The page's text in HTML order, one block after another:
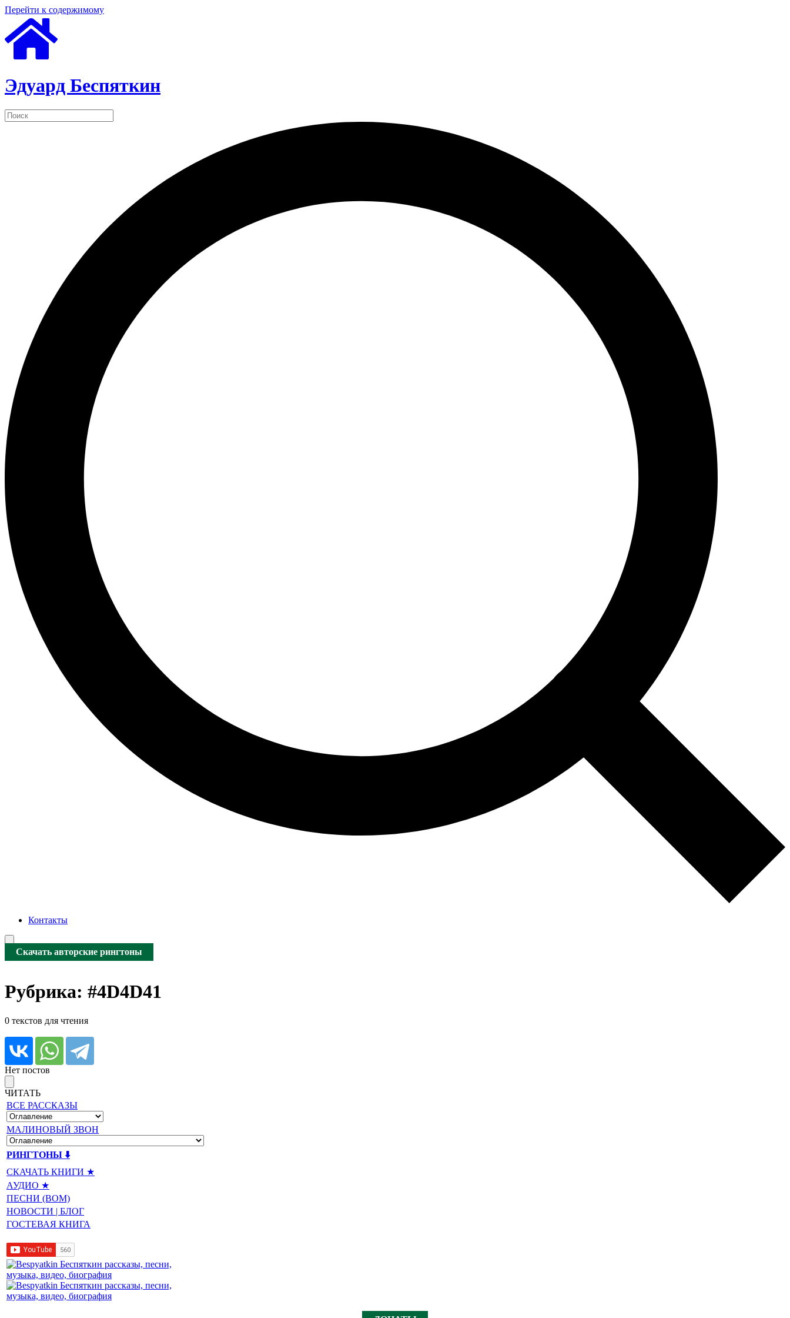
Перейти к содержимому
Эдуард Беспяткин
Контакты
Скачать авторские рингтоны
Рубрика: #4D4D41
0 текстов для чтения
Нет постов
ЧИТАТЬ
ВСЕ РАССКАЗЫ
МАЛИНОВЫЙ ЗВОН
РИНГТОНЫ ⬇️
СКАЧАТЬ КНИГИ ★
АУДИО ★
ПЕСНИ (BOM)
НОВОСТИ | БЛОГ
ГОСТЕВАЯ КНИГА